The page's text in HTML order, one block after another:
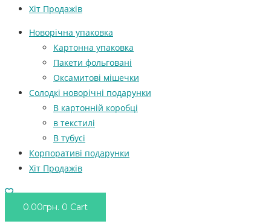
Хіт Продажів
Новорічна упаковка
Картонна упаковка
Пакети фольговані
Оксамитові мішечки
Солодкі новорічні подарунки
В картонній коробці
в текстилі
В тубусі
Корпоративі подарунки
Хіт Продажів
0.00грн. 0 Cart